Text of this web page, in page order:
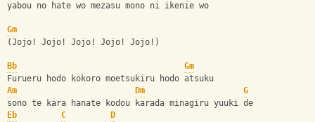
yabou no hate wo mezasu mono ni ikenie wo
Gm
(Jojo! Jojo! Jojo! Jojo! Jojo!)
Bb
Gm
Furueru hodo kokoro moetsukiru hodo atsuku
Am
Dm
G
sono te kara hanate kodou karada minagiru yuuki de
Eb
C
D